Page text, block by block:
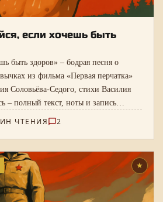
если хочешь быть
быть здоров» – бодрая песня о
из фильма «Первая перчатка»
Соловьёва-Седого, стихи Василия
– полный текст, ноты и запись
ЧТЕНИЯ 2
★